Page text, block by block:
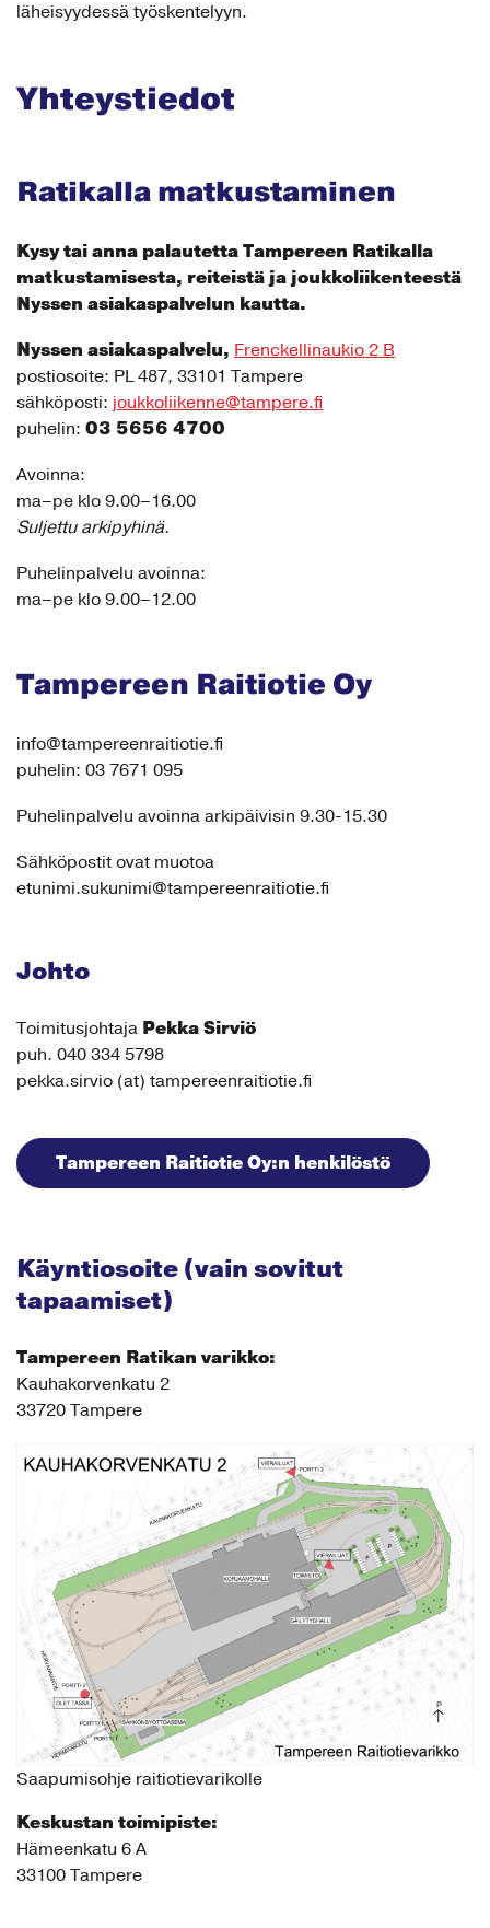
läheisyydessä työskentelyyn.
Yhteystiedot
Ratikalla matkustaminen
Kysy tai anna palautetta Tampereen Ratikalla
matkustamisesta, reiteistä ja joukkoliikenteestä
Nyssen asiakaspalvelun kautta.
Nyssen asiakaspalvelu, Frenckellinaukio 2 B
postiosoite: PL 487, 33101 Tampere
sähköposti: joukkoliikenne@tampere.fi
puhelin: 03 5656 4700
Avoinna:
ma–pe klo 9.00–16.00
Suljettu arkipyhinä.
Puhelinpalvelu avoinna:
ma–pe klo 9.00–12.00
Tampereen Raitiotie Oy
info@tampereenraitiotie.fi
puhelin: 03 7671 095
Puhelinpalvelu avoinna arkipäivisin 9.30-15.30
Sähköpostit ovat muotoa
etunimi.sukunimi@tampereenraitiotie.fi
Johto
Toimitusjohtaja Pekka Sirviö
puh. 040 334 5798
pekka.sirvio (at) tampereenraitiotie.fi
Tampereen Raitiotie Oy:n henkilöstö
Käyntiosoite (vain sovitut
tapaamiset)
Tampereen Ratikan varikko:
Kauhakorvenkatu 2
33720 Tampere
Saapumisohje raitiotievarikolle
Keskustan toimipiste:
Hämeenkatu 6 A
33100 Tampere